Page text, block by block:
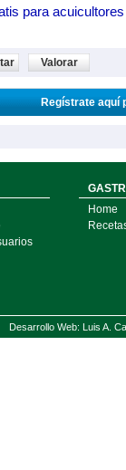
para
Valorar
Regístrate aquí
Home
Desarrollo Web: Luis